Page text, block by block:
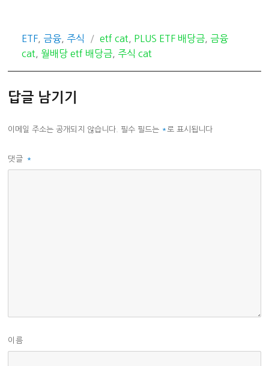
카
테
ETF, 금융, 주식
태
그
etf cat, PLUS ETF 배당금, 금융
cat, 월배당 etf 배당금, 주식 cat
답글 남기기
이메일 주소는 공개되지 않습니다. 필수 필드는 *로 표시됩니다
댓글 *
이름